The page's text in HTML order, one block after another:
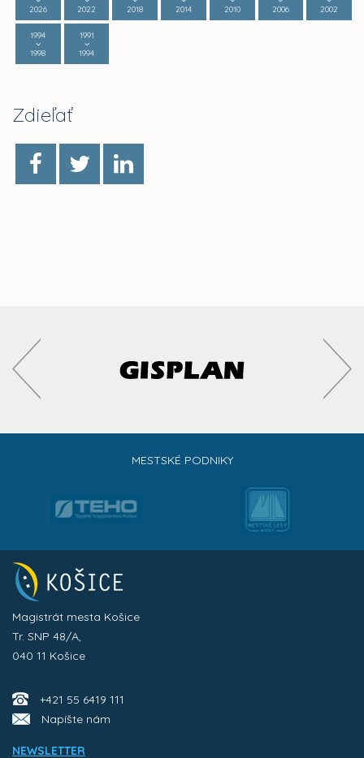
2026
2022
2018
2014
2010
2006
2002
1994
1998
1991
1994
Zdieľať
MESTSKÉ PODNIKY
Magistrát mesta Košice
Tr. SNP 48/A,
040 11 Košice
+421 55 6419 111
Napíšte nám
NEWSLETTER